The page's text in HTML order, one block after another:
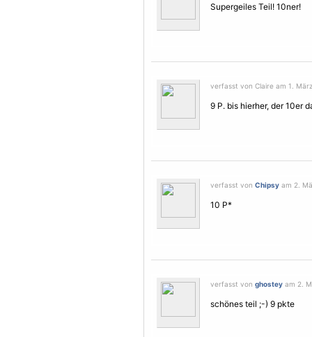
Supergeiles Teil! 10ner!
verfasst von Claire am 1.
9 P. bis hierher, der 10er
verfasst von Chipsy am 2.
10 P*
verfasst von ghostey am 2.
schönes teil ;-) 9 pkte